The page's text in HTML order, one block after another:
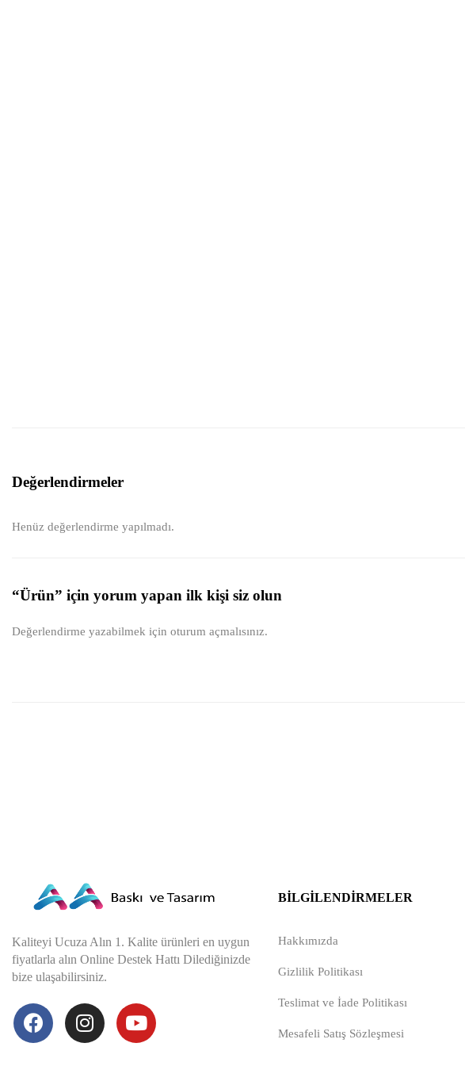
Değerlendirmeler
Henüz değerlendirme yapılmadı.
“Ürün” için yorum yapan ilk kişi siz olun
Değerlendirme yazabilmek için oturum açmalısınız.
Kaliteyi Ucuza Alın 1. Kalite ürünleri en uygun
fiyatlarla alın Online Destek Hattı Dilediğinizde
bize ulaşabilirsiniz.
BILGILENDIRMELER
Hakkımızda
Gizlilik Politikası
Teslimat ve İade Politikası
Mesafeli Satış Sözleşmesi